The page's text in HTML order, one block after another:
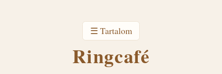
☰ Tartalom
Ringcafé